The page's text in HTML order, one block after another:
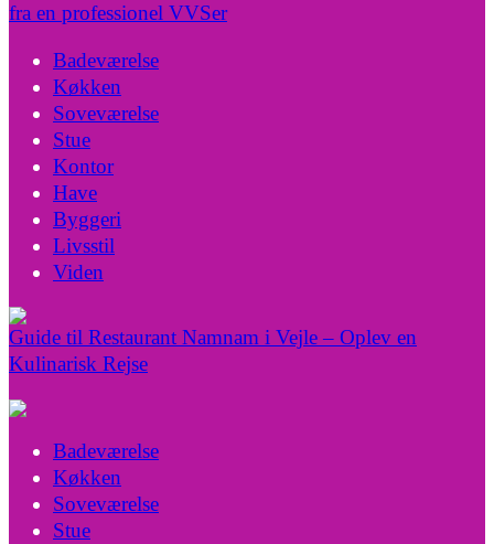
fra en professionel VVSer
Badeværelse
Køkken
Soveværelse
Stue
Kontor
Have
Byggeri
Livsstil
Viden
Guide til Restaurant Namnam i Vejle – Oplev en
Kulinarisk Rejse
Badeværelse
Køkken
Soveværelse
Stue